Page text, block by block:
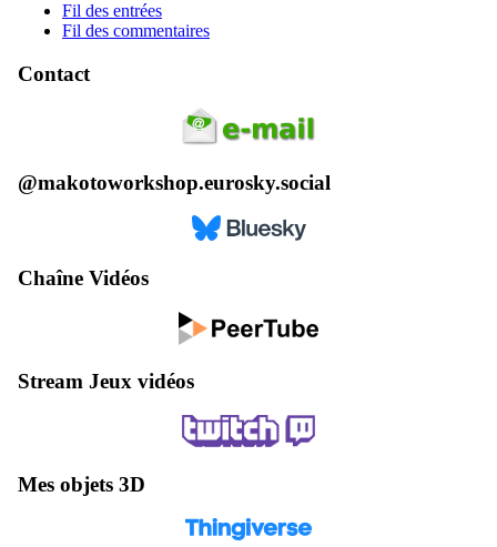
Fil des entrées
Fil des commentaires
Contact
@makotoworkshop.eurosky.social
Chaîne Vidéos
Stream Jeux vidéos
Mes objets 3D